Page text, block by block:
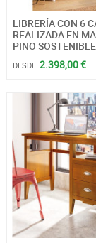
LIBRERÍA CON 6
REALIZADA EN
PINO SOSTENIBLE
DESDE 2.398,00 €